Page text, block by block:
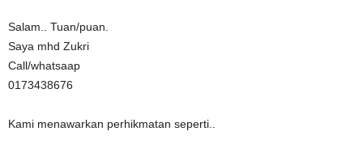
Salam.. Tuan/puan.
Saya mhd Zukri
Call/whatsaap
0173438676
Kami menawarkan perhikmatan seperti..